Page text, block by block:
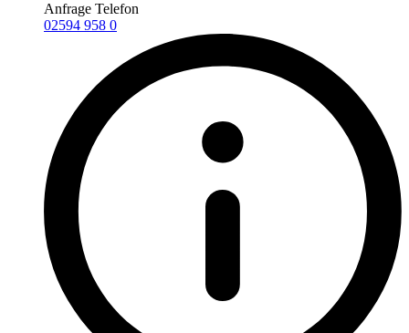
Anfrage Telefon
02594 958 0